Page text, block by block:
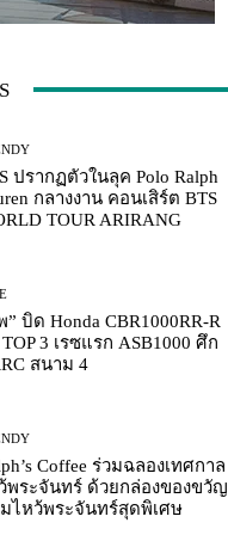
ปรากฏตัวในลุค Polo Ralph
กลางงาน คอนเสิร์ต BTS
TOUR ARIRANG
” บิด Honda CBR1000RR-R
3 เรซแรก ASB1000 ศึก
สนาม 4
Coffee ร่วมฉลองเทศกาล
พระจันทร์ ด้วยกล่องของขวัญ
ไหว้พระจันทร์สุดพิเศษ